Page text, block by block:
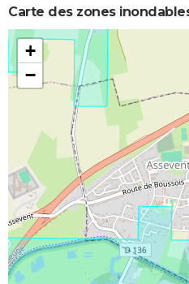
Carte des zones
+
−